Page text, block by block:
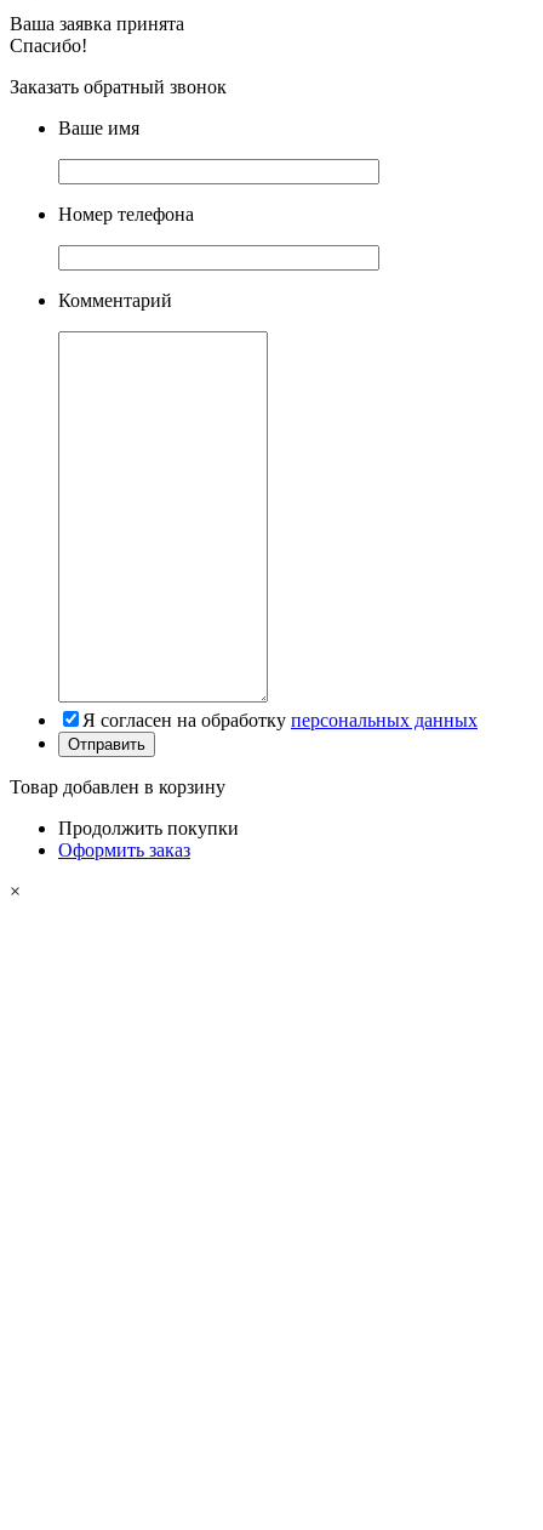
Ваша заявка принята
Спасибо!
Заказать обратный звонок
Ваше имя
Номер телефона
Комментарий
Я согласен на обработку персональных данных
Товар добавлен в корзину
Продолжить покупки
Оформить заказ
×